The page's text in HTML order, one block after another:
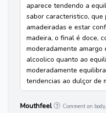
aparece tendendo a
sabor caracteristico,
amadeiradas e estar
madeira, o final é doce,
moderadamente amargo
alcoolico quanto ao
moderadamente
tendencias ao dulçor de
Mouthfeel
Comment on